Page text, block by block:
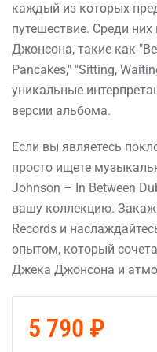
каждый из которых
путешествие. Среди
Джонсона, такие как
Pancakes," "Sitting,
уникальные
версии альбома.
Если вы являетесь
просто ищете
Johnson – In Between
вашу коллекцию.
Records и
опытом, который
Джека Джонсона и
5 790 ₽